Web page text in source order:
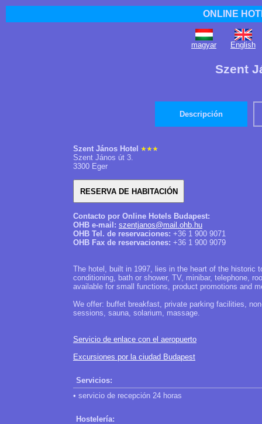
ONLINE
magyar English
Szent
Descripción
Szent János Hotel
Szent János út 3.
3300 Eger
Contacto por Online Hotels Budapest:
OHB e-mail: szentjanos@mail.ohb.hu
OHB Tel. de reservaciones: +36 1 900 9071
OHB Fax de reservaciones: +36 1 900 9079
The hotel, built in 1997, lies in the heart of the historic
conditioning, bath or shower, TV, minibar, telephone,
available for small functions, product promotions and
We offer: buffet breakfast, private parking facilities,
sessions, sauna, solarium, massage.
Servicio de enlace con el aeropuerto
Excursiones por la ciudad Budapest
Servicios:
• servicio de recepción 24 horas
Hostelería: